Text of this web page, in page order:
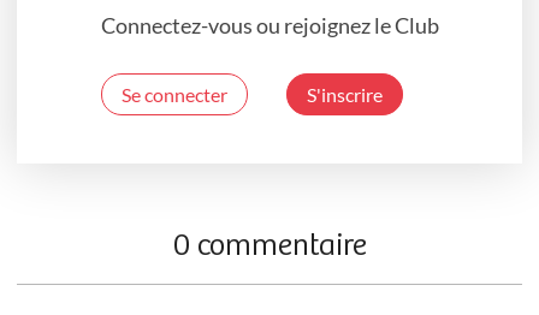
Connectez-vous ou rejoignez le Club
Se connecter S'inscrire
0 commentaire